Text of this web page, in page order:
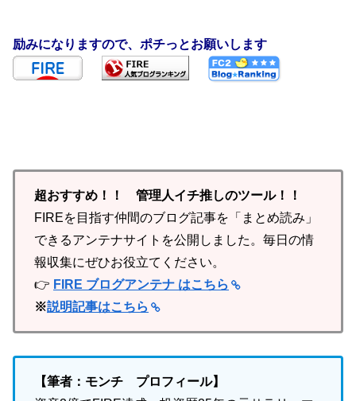
励みになりますので、ポチっとお願いします
超おすすめ！！ 管理人イチ推しのツール！！
FIREを目指す仲間のブログ記事を「まとめ読み」
できるアンテナサイトを公開しました。毎日の情
報収集にぜひお役立てください。
👉 FIRE ブログアンテナ はこちら
※説明記事はこちら
【筆者：モンチ プロフィール】